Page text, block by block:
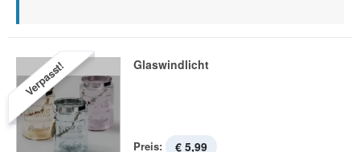
Verpasst! Glaswindlicht
Preis: € 5,99